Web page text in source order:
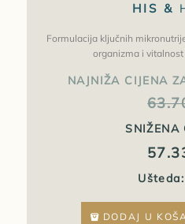
HIS &
Formulacija ključnih
organizma i
NAJNIŽA CIJENA
SNIŽENA
DODAJ U